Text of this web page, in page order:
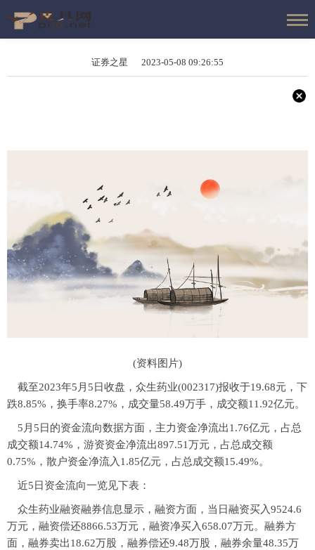
证券之星 2023-05-08 09:26:55
(资料图片)
截至2023年5月5日收盘，众生药业(002317)报收于19.68元，下
跌8.85%，换手率8.27%，成交量58.49万手，成交额11.92亿元。
5月5日的资金流向数据方面，主力资金净流出1.76亿元，占总
成交额14.74%，游资资金净流出897.51万元，占总成交额
0.75%，散户资金净流入1.85亿元，占总成交额15.49%。
近5日资金流向一览见下表：
众生药业融资融券信息显示，融资方面，当日融资买入9524.6
万元，融资偿还8866.53万元，融资净买入658.07万元。融券方
面，融券卖出18.62万股，融券偿还9.48万股，融券余量48.35万